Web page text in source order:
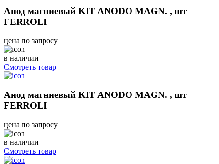
Анод магниевый KIT ANODO MAGN. , шт
FERROLI
цена по запросу
в наличии
Смотреть товар
Анод магниевый KIT ANODO MAGN. , шт
FERROLI
цена по запросу
в наличии
Смотреть товар